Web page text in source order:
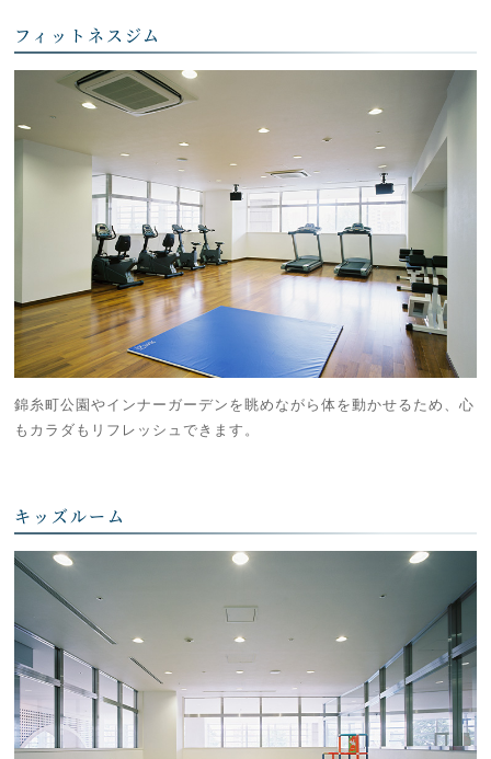
フィットネスジム
錦糸町公園やインナーガーデンを眺めながら体を動かせるため、心
もカラダもリフレッシュできます。
キッズルーム